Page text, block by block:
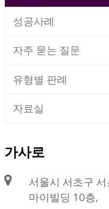
성공사례
자주 묻는 질문
유형별 판례
자료실
가사로
서울시 서초구
마이빌딩 10층,